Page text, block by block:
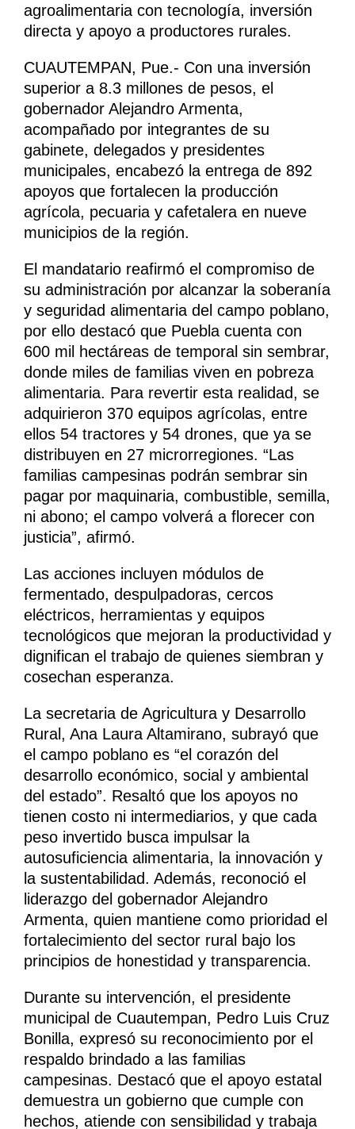
agroalimentaria con tecnología, inversión
directa y apoyo a productores rurales.
CUAUTEMPAN, Pue.- Con una inversión
superior a 8.3 millones de pesos, el
gobernador Alejandro Armenta,
acompañado por integrantes de su
gabinete, delegados y presidentes
municipales, encabezó la entrega de 892
apoyos que fortalecen la producción
agrícola, pecuaria y cafetalera en nueve
municipios de la región.
El mandatario reafirmó el compromiso de
su administración por alcanzar la soberanía
y seguridad alimentaria del campo poblano,
por ello destacó que Puebla cuenta con
600 mil hectáreas de temporal sin sembrar,
donde miles de familias viven en pobreza
alimentaria. Para revertir esta realidad, se
adquirieron 370 equipos agrícolas, entre
ellos 54 tractores y 54 drones, que ya se
distribuyen en 27 microrregiones. “Las
familias campesinas podrán sembrar sin
pagar por maquinaria, combustible, semilla,
ni abono; el campo volverá a florecer con
justicia”, afirmó.
Las acciones incluyen módulos de
fermentado, despulpadoras, cercos
eléctricos, herramientas y equipos
tecnológicos que mejoran la productividad y
dignifican el trabajo de quienes siembran y
cosechan esperanza.
La secretaria de Agricultura y Desarrollo
Rural, Ana Laura Altamirano, subrayó que
el campo poblano es “el corazón del
desarrollo económico, social y ambiental
del estado”. Resaltó que los apoyos no
tienen costo ni intermediarios, y que cada
peso invertido busca impulsar la
autosuficiencia alimentaria, la innovación y
la sustentabilidad. Además, reconoció el
liderazgo del gobernador Alejandro
Armenta, quien mantiene como prioridad el
fortalecimiento del sector rural bajo los
principios de honestidad y transparencia.
Durante su intervención, el presidente
municipal de Cuautempan, Pedro Luis Cruz
Bonilla, expresó su reconocimiento por el
respaldo brindado a las familias
campesinas. Destacó que el apoyo estatal
demuestra un gobierno que cumple con
hechos, atiende con sensibilidad y trabaja